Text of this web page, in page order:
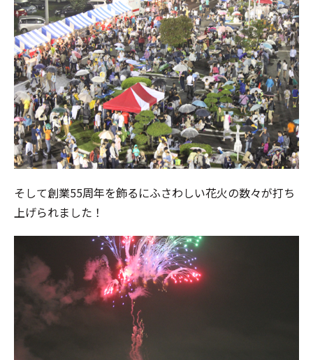
そして創業55周年を飾るにふさわしい花火の数々が打ち
上げられました！